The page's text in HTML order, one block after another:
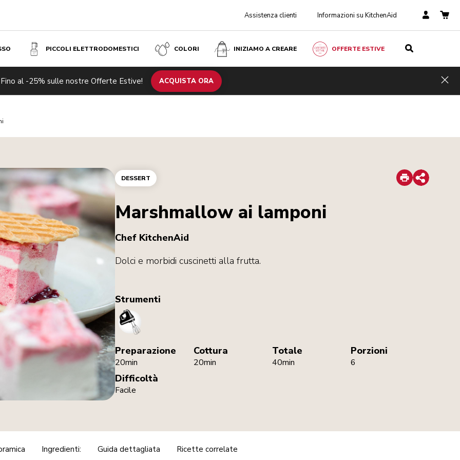
Assistenza clienti Informazioni su KitchenAid
PICCOLI ELETTRODOMESTICI COLORI INIZIAMO A CREARE OFFERTE ESTIVE
Fino al -25% sulle nostre Offerte Estive! ACQUISTA ORA
DESSERT Print
Share
Marshmallow ai lamponi
Chef KitchenAid
Dolci e morbidi cuscinetti alla frutta.
Strumenti
HandMixer
Preparazione
20min
Cottura
20min
Totale
40min
Porzioni
6
Difficoltà
Facile
Ingredienti: Guida dettagliata Ricette correlate